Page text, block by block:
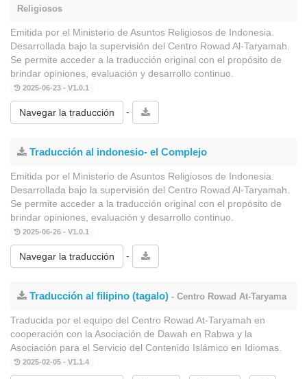
Religiosos
Emitida por el Ministerio de Asuntos Religiosos de Indonesia.
Desarrollada bajo la supervisión del Centro Rowad Al-Taryamah.
Se permite acceder a la traducción original con el propósito de
brindar opiniones, evaluación y desarrollo continuo.
2025-06-23 - V1.0.1
Navegar la traducción -
Traducción al indonesio- el Complejo
Emitida por el Ministerio de Asuntos Religiosos de Indonesia.
Desarrollada bajo la supervisión del Centro Rowad Al-Taryamah.
Se permite acceder a la traducción original con el propósito de
brindar opiniones, evaluación y desarrollo continuo.
2025-06-26 - V1.0.1
Navegar la traducción -
Traducción al filipino (tagalo) - Centro Rowad At-Taryama
Traducida por el equipo del Centro Rowad At-Taryamah en
cooperación con la Asociación de Dawah en Rabwa y la
Asociación para el Servicio del Contenido Islámico en Idiomas.
2025-02-05 - V1.1.4